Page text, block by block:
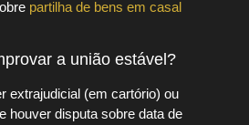
partilha de bens em casal
a união estável?
extrajudicial (em cartório) ou
houver disputa sobre data de